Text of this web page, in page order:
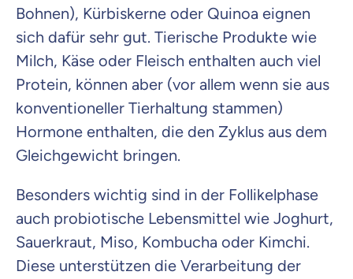
Bohnen), Kürbiskerne oder Quinoa eignen
sich dafür sehr gut. Tierische Produkte wie
Milch, Käse oder Fleisch enthalten auch viel
Protein, können aber (vor allem wenn sie aus
konventioneller Tierhaltung stammen)
Hormone enthalten, die den Zyklus aus dem
Gleichgewicht bringen.
Besonders wichtig sind in der Follikelphase
auch probiotische Lebensmittel wie Joghurt,
Sauerkraut, Miso, Kombucha oder Kimchi.
Diese unterstützen die Verarbeitung der